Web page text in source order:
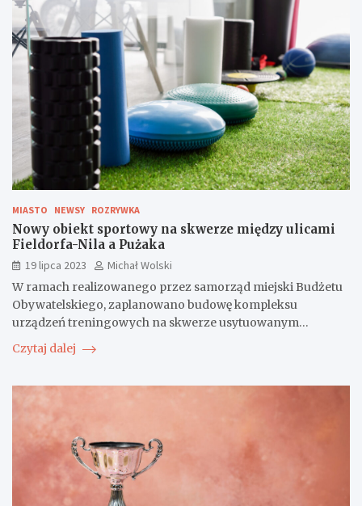
MIASTO NEWSY ROZRYWKA
Nowy obiekt sportowy na skwerze między ulicami
Fieldorfa-Nila a Pużaka
19 lipca 2023
Michał Wolski
W ramach realizowanego przez samorząd miejski Budżetu
Obywatelskiego, zaplanowano budowę kompleksu
urządzeń treningowych na skwerze usytuowanym…
Czytaj dalej